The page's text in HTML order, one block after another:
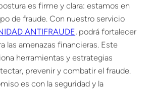
es firme y clara: estamos en
de fraude. Con nuestro servicio
ANTIFRAUDE, podrá fortalecer
las amenazas financieras. Este
herramientas y estrategias
prevenir y combatir el fraude.
es con la seguridad y la